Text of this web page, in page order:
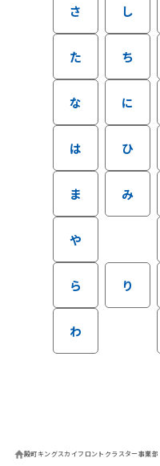
さ し
た ち
な に
は ひ
ま み
や
ら り
わ
殿町キングスカイフロントクラスター事業部